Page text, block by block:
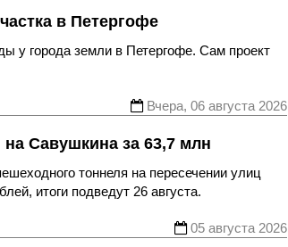
в Петергофе
у города земли в Петергофе. Сам проект
Вчера, 06 августа 2026
Савушкина за 63,7 млн
тоннеля на пересечении улиц
итоги подведут 26 августа.
05 августа 2026